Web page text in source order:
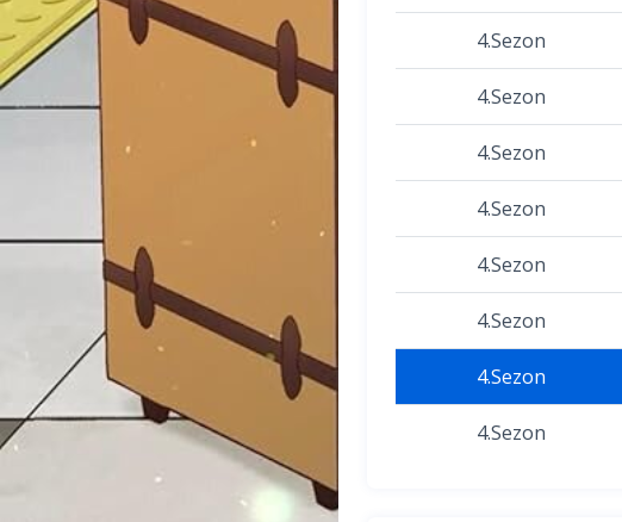
4.Sezon
4.Sezon
4.Sezon
4.Sezon
4.Sezon
4.Sezon
4.Sezon
4.Sezon